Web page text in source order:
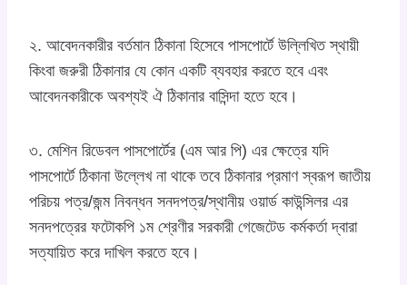
২. আবেদনকারীর বর্তমান ঠিকানা হিসেবে পাসপোর্টে উল্লিখিত স্থায়ী
কিংবা জরুরী ঠিকানার যে কোন একটি ব্যবহার করতে হবে এবং
আবেদনকারীকে অবশ্যই ঐ ঠিকানার বাসিন্দা হতে হবে।
৩. মেশিন রিডেবল পাসপোর্টের (এম আর পি) এর ক্ষেত্রে যদি
পাসপোর্টে ঠিকানা উল্লেখ না থাকে তবে ঠিকানার প্রমাণ স্বরূপ জাতীয়
পরিচয় পত্র/জন্ম নিবন্ধন সনদপত্র/স্থানীয় ওয়ার্ড কাউন্সিলর এর
সনদপত্রের ফটোকপি ১ম শ্রেণীর সরকারী গেজেটেড কর্মকর্তা দ্বারা
সত্যায়িত করে দাখিল করতে হবে।